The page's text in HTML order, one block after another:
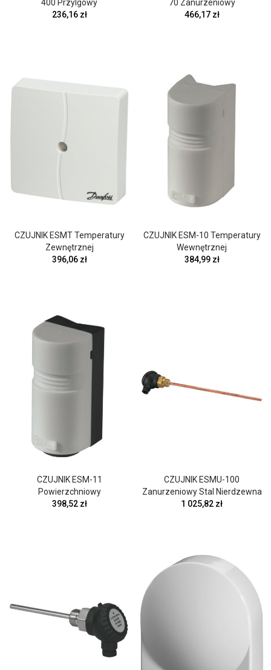
400 Przylgowy
236,16 zł
70 Zanurzeniowy
466,17 zł
CZUJNIK ESMT Temperatury
Zewnętrznej
396,06 zł
CZUJNIK ESM-10 Temperatury
Wewnętrznej
384,99 zł
CZUJNIK ESM-11
Powierzchniowy
398,52 zł
CZUJNIK ESMU-100
Zanurzeniowy Stal Nierdzewna
1 025,82 zł